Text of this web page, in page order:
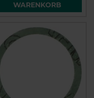
WARENKORB